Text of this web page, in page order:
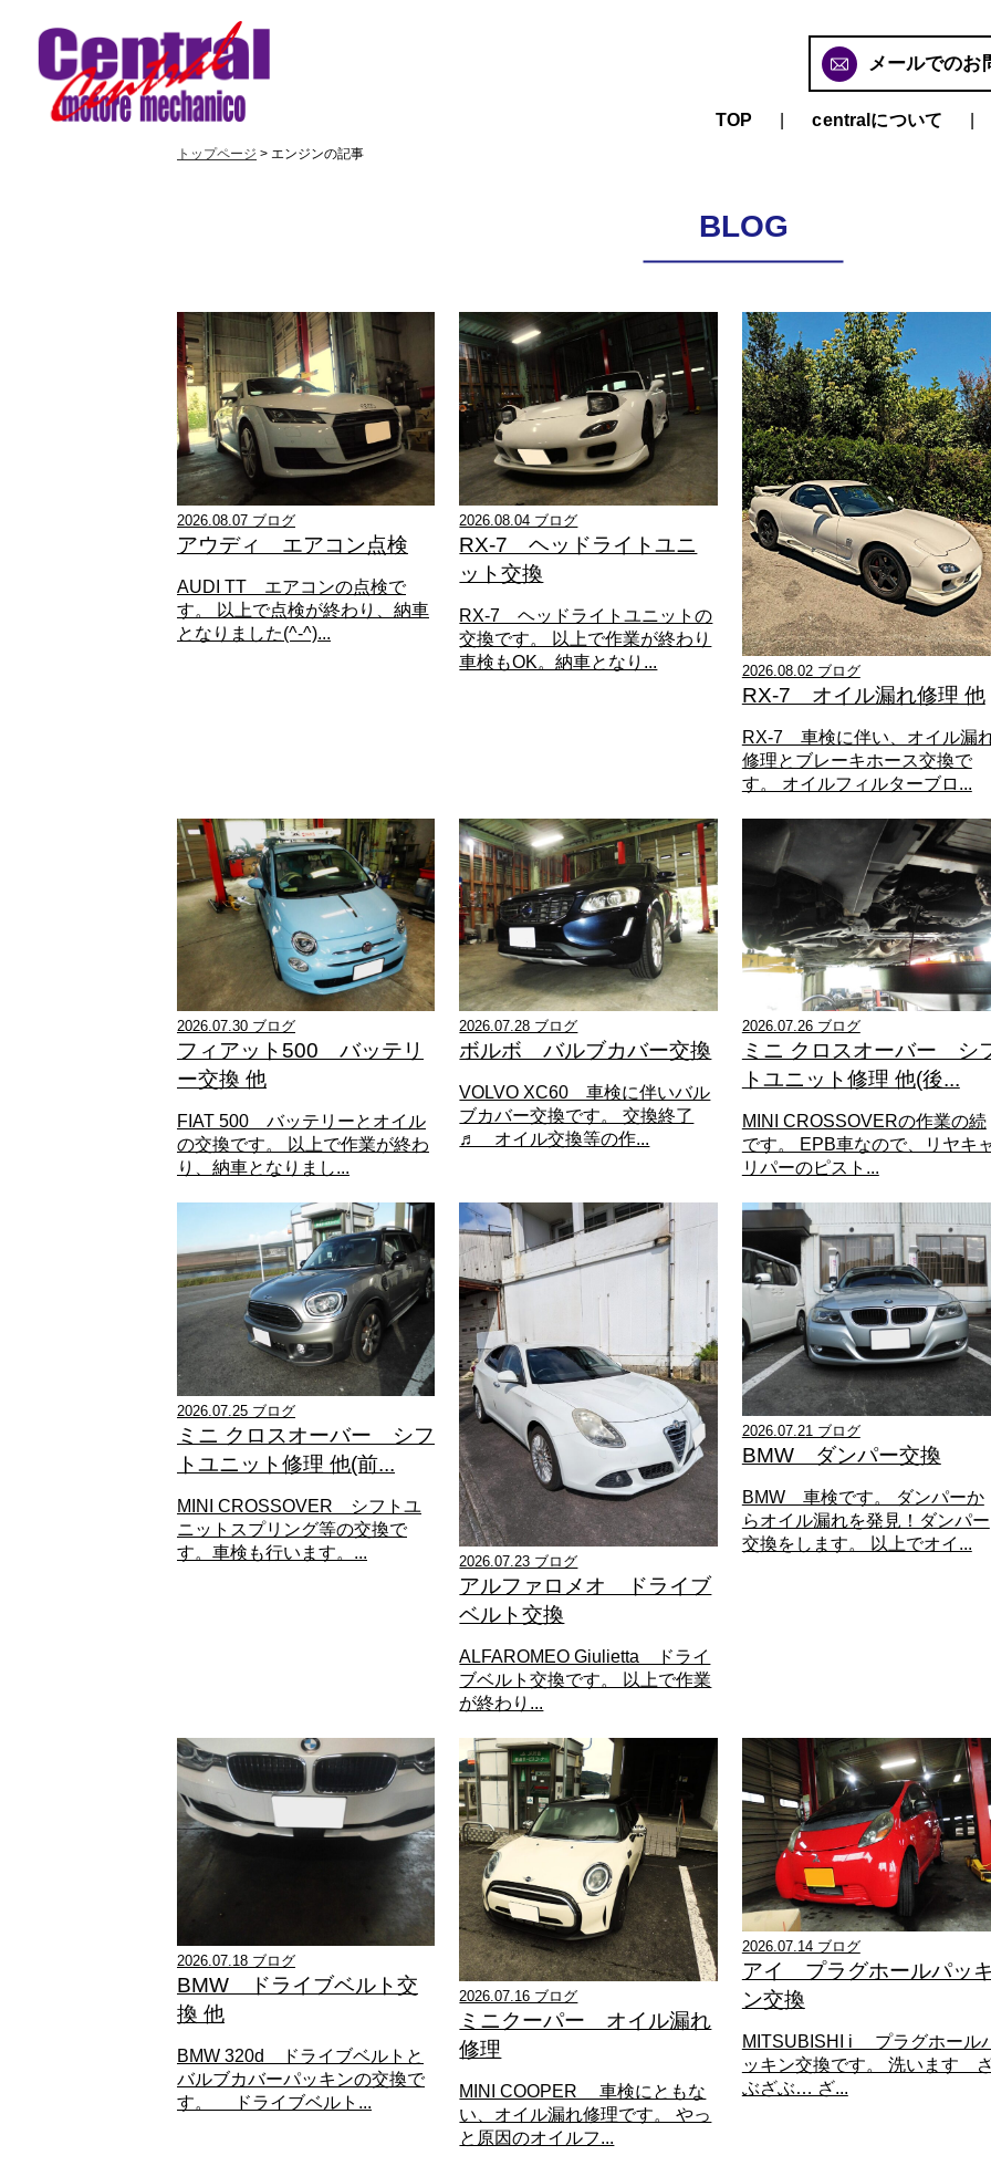
メールでのお
TOP centralについて
トップページ > エンジンの記事
BLOG
2026.08.07 ブログ
アウディ エアコン点検
AUDI TT エアコンの点検で
す。 以上で点検が終わり、納車
となりました(^-^)...
2026.08.04 ブログ
RX-7 ヘッドライトユニ
ット交換
RX-7 ヘッドライトユニットの
交換です。 以上で作業が終わり
車検もOK。納車となり...
2026.08.02 ブログ
RX-7 オイル漏れ修理 他
RX-7 車検に伴い、オイル漏
修理とブレーキホース交換で
す。 オイルフィルターブロ...
2026.07.30 ブログ
フィアット500 バッテリ
ー交換 他
FIAT 500 バッテリーとオイル
の交換です。 以上で作業が終わ
り、納車となりまし...
2026.07.28 ブログ
ボルボ バルブカバー交換
VOLVO XC60 車検に伴いバル
ブカバー交換です。 交換終了
♬ オイル交換等の作...
2026.07.26 ブログ
ミニ クロスオーバー シ
トユニット修理 他(後...
MINI CROSSOVERの作業の続
です。 EPB車なので、リヤキ
リパーのピスト...
2026.07.25 ブログ
ミニ クロスオーバー シフ
トユニット修理 他(前...
MINI CROSSOVER シフトユ
ニットスプリング等の交換で
す。車検も行います。...
2026.07.23 ブログ
アルファロメオ ドライブ
ベルト交換
ALFAROMEO Giulietta ドライ
ブベルト交換です。 以上で作業
が終わり...
2026.07.21 ブログ
BMW ダンパー交換
BMW 車検です。 ダンパーか
らオイル漏れを発見！ダンパー
交換をします。 以上でオイ...
2026.07.18 ブログ
BMW ドライブベルト交
換 他
BMW 320d ドライブベルトと
バルブカバーパッキンの交換で
す。 ドライブベルト...
2026.07.16 ブログ
ミニクーパー オイル漏れ
修理
MINI COOPER 車検にともな
い、オイル漏れ修理です。 やっ
と原因のオイルフ...
2026.07.14 ブログ
アイ プラグホールパッ
ン交換
MITSUBISHI i プラグホール
ッキン交換です。 洗います
ぶざぶ… ざ...